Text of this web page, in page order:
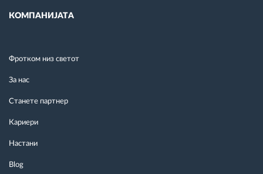
КОМПАНИЈАТА
Фротком низ светот
За нас
Станете партнер
Кариери
Настани
Blog